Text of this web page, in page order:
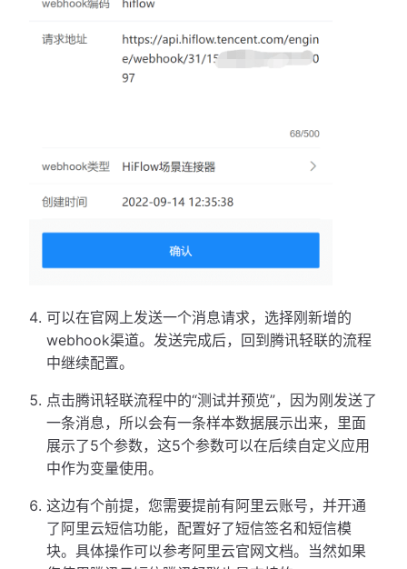
可以在官网上发送一个消息请求，选择刚新增的
webhook渠道。发送完成后，回到腾讯轻联的流程
中继续配置。
点击腾讯轻联流程中的“测试并预览”，因为刚发送了
一条消息，所以会有一条样本数据展示出来，里面
展示了5个参数，这5个参数可以在后续自定义应用
中作为变量使用。
这边有个前提，您需要提前有阿里云账号，并开通
了阿里云短信功能，配置好了短信签名和短信模
块。具体操作可以参考阿里云官网文档。当然如果